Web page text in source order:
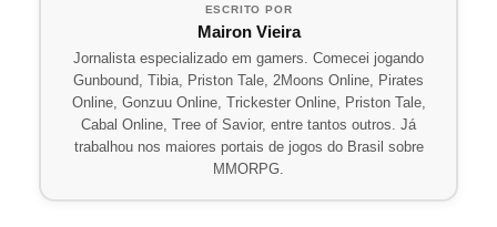
ESCRITO POR
Mairon Vieira
Jornalista especializado em gamers. Comecei jogando
Gunbound, Tibia, Priston Tale, 2Moons Online, Pirates
Online, Gonzuu Online, Trickester Online, Priston Tale,
Cabal Online, Tree of Savior, entre tantos outros. Já
trabalhou nos maiores portais de jogos do Brasil sobre
MMORPG.